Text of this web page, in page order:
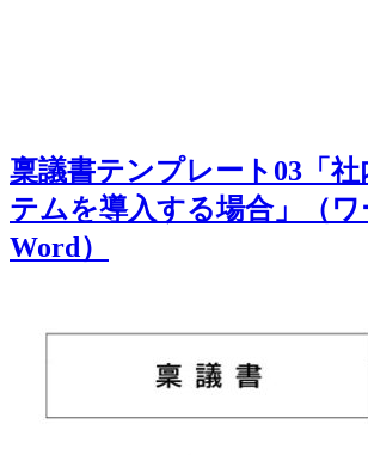
稟議書テンプレート03「社
テムを導入する場合」（ワ
Word）